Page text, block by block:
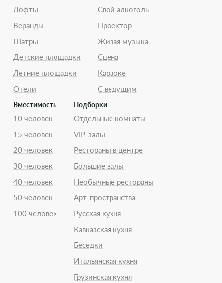
Лофты
Веранды
Шатры
Детские площадки
Летние площадки
Отели
Свой алкоголь
Проектор
Живая музыка
Сцена
Караоке
С ведущим
Вместимость
10 человек
15 человек
20 человек
30 человек
40 человек
50 человек
100 человек
Подборки
Отдельные комнаты
VIP-залы
Рестораны в центре
Большие залы
Необычные рестораны
Арт-пространства
Русская кухня
Кавказская кухня
Беседки
Итальянская кухня
Грузинская кухня